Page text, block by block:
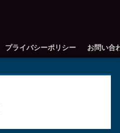
プライバシーポリシー お問い合